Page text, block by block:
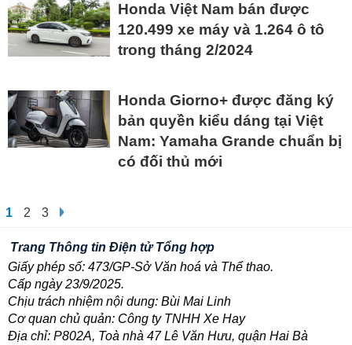
Honda Việt Nam bán được
120.499 xe máy và 1.264 ô tô
trong tháng 2/2024
Honda Giorno+ được đăng ký
bản quyền kiểu dáng tại Việt
Nam: Yamaha Grande chuẩn bị
có đối thủ mới
1 2 3
Trang Thông tin Điện tử Tổng hợp
Giấy phép số: 473/GP-Sở Văn hoá và Thể thao.
Cấp ngày 23/9/2025.
Chịu trách nhiệm nội dung: Bùi Mai Linh
Cơ quan chủ quản: Công ty TNHH Xe Hay
Địa chỉ: P802A, Toà nhà 47 Lê Văn Hưu, quận Hai Bà